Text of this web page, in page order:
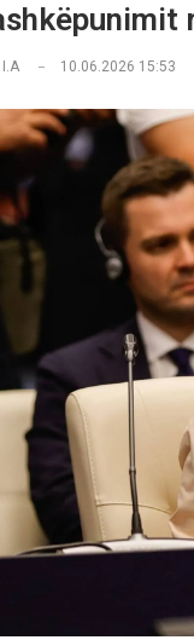
I.A 10.06.2026 15:53